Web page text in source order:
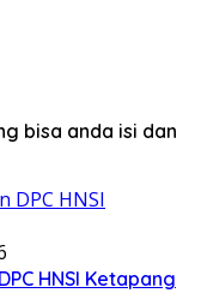
bisa anda isi dan
HNSI Ketapang